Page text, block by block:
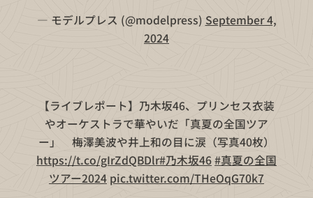
— モデルプレス (@modelpress) September 4,
2024
【ライブレポート】乃木坂46、プリンセス衣装
やオーケストラで華やいだ「真夏の全国ツア
ー」 梅澤美波や井上和の目に涙（写真40枚）
https://t.co/gIrZdQBDlr#乃木坂46#真夏の全国
ツアー2024 pic.twitter.com/THeOqG70k7